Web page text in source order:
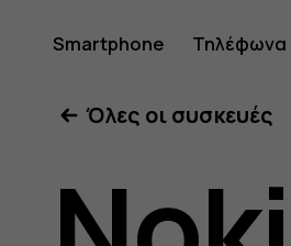
Smartphone Τηλέφωνα
Όλες οι συσκευές